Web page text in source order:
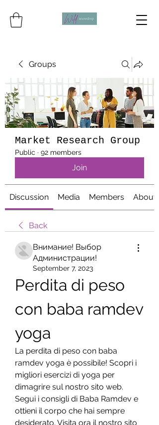
Groups
Market Research Group
Public · 92 members
Join
Discussion Media Members About
Back
Внимание! Выбор
Администрации!
September 7, 2023
Perdita di peso
con baba ramdev
yoga
La perdita di peso con baba
ramdev yoga è possibile! Scopri i
migliori esercizi di yoga per
dimagrire sul nostro sito web.
Segui i consigli di Baba Ramdev e
ottieni il corpo che hai sempre
desiderato. Visita ora il nostro sito